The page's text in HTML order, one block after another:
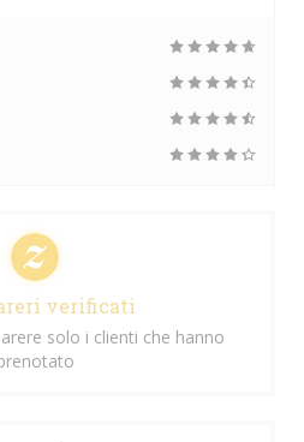
verificati
solo i clienti che hanno